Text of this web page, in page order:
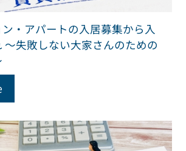
・アパートの入居募集から入
～失敗しない大家さんのための